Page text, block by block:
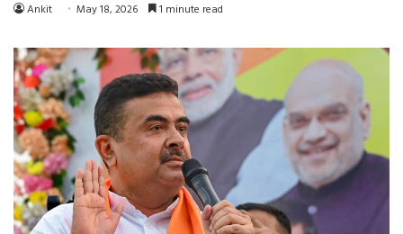
Ankit May 18, 2026 1 minute read